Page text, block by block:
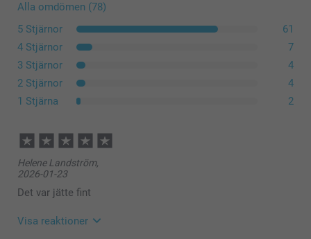
Alla omdömen (78)
5 Stjärnor
61
4 Stjärnor
7
3 Stjärnor
4
2 Stjärnor
4
1 Stjärna
2
Helene Landström,
2026-01-23
Det var jätte fint
Visa reaktioner